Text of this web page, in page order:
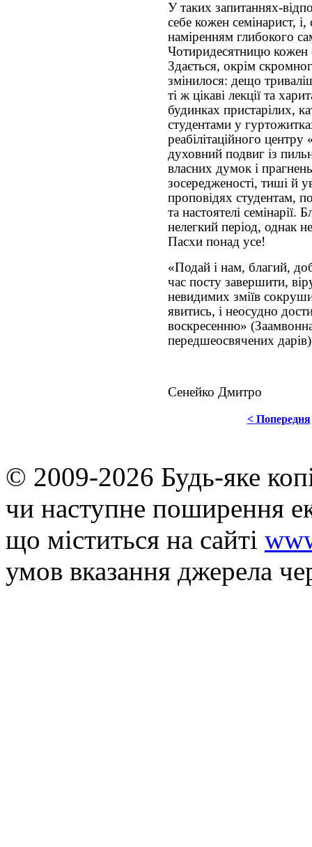
У таких запитаннях-
себе кожен семінарист,
наміренням глибокого
Чотиридесятницю кожен
Здається, окрім
змінилося: дещо
ті ж цікаві лекції та
будинках пристарілих,
студентами у
реабілітаційного
духовний подвиг із
власних думок і
зосередженості, тиші й
проповідях студентам,
та настоятелі семінарії.
нелегкий період, однак
Пасхи понад усе!
«Подай і нам, благий,
час посту завершити,
невидимих зміїв
явитись, і неосудно
воскресенню»
передшеосвячених
Сенейко Дмитро
< Попередня
© 2009-2026 Будь-яке
чи наступне поширення
що мiститься на сайті
умов вказання джерела